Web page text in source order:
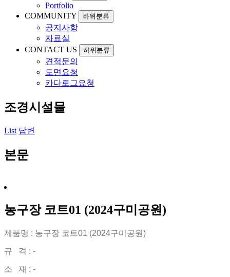
Portfolio
COMMUNITY
하위분류
공지사항
자료실
CONTACT US
하위분류
견적문의
도면요청
카다로그요청
조경시설물
List 답변
본문
농구장 코트01 (2024구미공원)
제품명 : 농구장 코트01 (2024구미공원)
규 격 : -
소 재 : -